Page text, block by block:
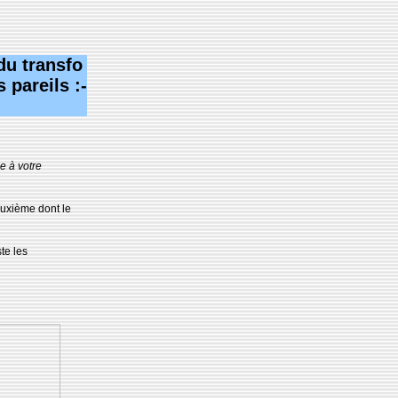
transfo
pareils :-
à votre
dont le
les